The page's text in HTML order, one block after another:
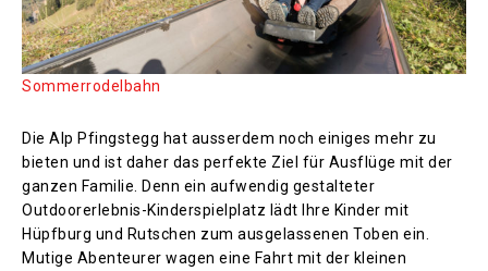
Sommerrodelbahn
Die Alp Pfingstegg hat ausserdem noch einiges mehr zu
bieten und ist daher das perfekte Ziel für Ausflüge mit der
ganzen Familie. Denn ein aufwendig gestalteter
Outdoorerlebnis-Kinderspielplatz lädt Ihre Kinder mit
Hüpfburg und Rutschen zum ausgelassenen Toben ein.
Mutige Abenteurer wagen eine Fahrt mit der kleinen